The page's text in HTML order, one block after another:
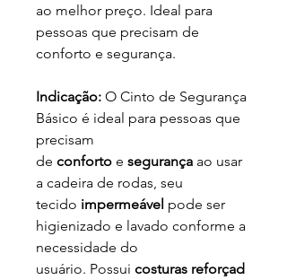
ao melhor preço. Ideal para
pessoas que precisam de
conforto e segurança.
Indicação: O Cinto de Segurança
Básico é ideal para pessoas que
precisam
de conforto e segurança ao usar
a cadeira de rodas, seu
tecido impermeável pode ser
higienizado e lavado conforme a
necessidade do
usuário. Possui costuras reforçad